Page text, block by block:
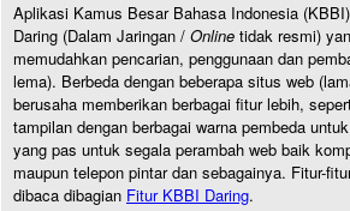
Aplikasi Kamus Besar Bahasa Indonesia
Daring (Dalam Jaringan / Online tidak resmi)
memudahkan pencarian, penggunaan dan
lema). Berbeda dengan beberapa situs web
berusaha memberikan berbagai fitur lebih,
tampilan dengan berbagai warna pembeda
yang pas untuk segala perambah web baik
maupun telepon pintar dan sebagainya. Fitur-
dibaca dibagian Fitur KBBI Daring.